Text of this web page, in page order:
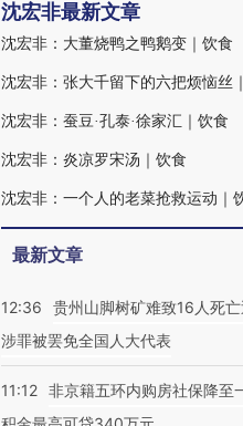
沈宏非最新文章
沈宏非：大董烧鸭之鸭鹅变｜饮食
沈宏非：张大千留下的六把烦恼丝
沈宏非：蚕豆·孔泰·徐家汇｜饮食
沈宏非：炎凉罗宋汤｜饮食
沈宏非：一个人的老菜抢救运动｜
最新文章
12:36
贵州山脚树矿难致16人死
涉罪被罢免全国人大代表
11:12 非京籍五环内购房社保降至